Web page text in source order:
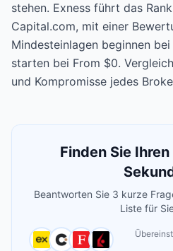
stehen. Exness führt das
Capital.com, mit einer
Mindesteinlagen beginnen
starten bei From $0.
und Kompromisse jedes
Finden Sie
Beantworten Sie 3 kurze
Liste für